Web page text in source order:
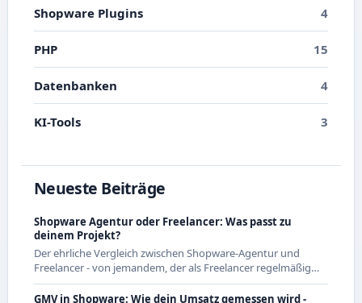
Shopware Plugins 4
PHP 15
Datenbanken 4
KI-Tools 3
Neueste Beiträge
Shopware Agentur oder Freelancer: Was passt zu
deinem Projekt?
Der ehrliche Vergleich zwischen Shopware-Agentur und
Freelancer - von jemandem, der als Freelancer regelmäßig
mit Agenturen zusammenarbeitet und beide Seiten kennt.
GMV in Shopware: Wie dein Umsatz gemessen wird -